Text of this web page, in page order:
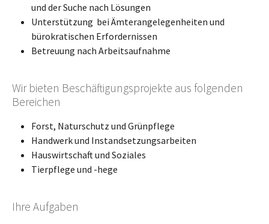
und der Suche nach Lösungen
Unterstützung bei Ämterangelegenheiten und
bürokratischen Erfordernissen
Betreuung nach Arbeitsaufnahme
Wir bieten Beschäftigungsprojekte aus folgenden
Bereichen
Forst, Naturschutz und Grünpflege
Handwerk und Instandsetzungsarbeiten
Hauswirtschaft und Soziales
Tierpflege und -hege
Ihre Aufgaben